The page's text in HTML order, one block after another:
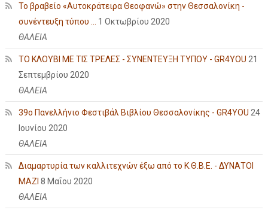
Το βραβείο «Αυτοκράτειρα Θεοφανώ» στην Θεσσαλονίκη -
συνέντευξη τύπου ...
1 Οκτωβρίου 2020
ΘΑΛΕΙΑ
ΤΟ ΚΛΟΥΒΙ ΜΕ ΤΙΣ ΤΡΕΛΕΣ - ΣΥΝΕΝΤΕΥΞΗ ΤΥΠΟΥ - GR4YOU 21
Σεπτεμβρίου 2020
ΘΑΛΕΙΑ
39ο Πανελλήνιο Φεστιβάλ Βιβλίου Θεσσαλονίκης - GR4YOU 24
Ιουνίου 2020
ΘΑΛΕΙΑ
Διαμαρτυρία των καλλιτεχνών έξω από το Κ.Θ.Β.Ε. - ΔΥΝΑΤΟΙ
ΜΑΖΙ 8 Μαΐου 2020
ΘΑΛΕΙΑ